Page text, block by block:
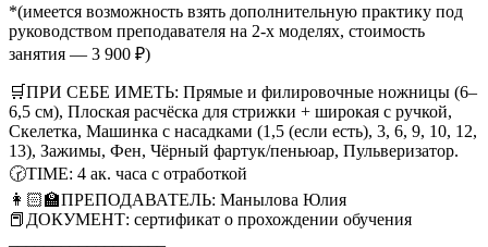
*(имеется возможность взять дополнительную практику под
руководством преподавателя на 2-х моделях, стоимость
занятия — 3 900 ₽)
🛒ПРИ СЕБЕ ИМЕТЬ: Прямые и филировочные ножницы (6–
6,5 см), Плоская расчёска для стрижки + широкая с ручкой,
Скелетка, Машинка с насадками (1,5 (если есть), 3, 6, 9, 10, 12,
13), Зажимы, Фен, Чёрный фартук/пеньюар, Пульверизатор.
🕝TIME: 4 ак. часа с отработкой
👩🏻‍🏫ПРЕПОДАВАТЕЛЬ: Манылова Юлия
📕ДОКУМЕНТ: сертификат о прохождении обучения